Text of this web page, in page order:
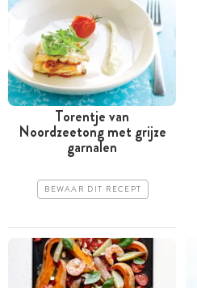
Torentje van
Noordzeetong met grijze
garnalen
BEWAAR DIT RECEPT